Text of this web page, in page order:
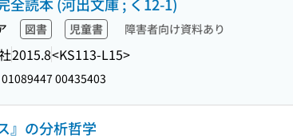
図書 児童書 障害者向け資料あり
2015.8<KS113-L15>
01089447 00435403
』の分析哲学